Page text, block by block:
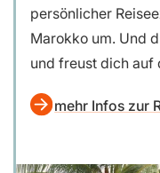
persönlicher
Marokko um. Und
und freust dich auf
mehr Infos zur